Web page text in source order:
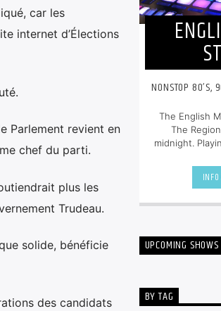
car les
internet d’Élections
Parlement revient en
chef du parti.
plus les
Trudeau.
solide, bénéficie
des candidats
NONSTOP 80’S,
The English
The
midnight.
less talk,
UPCOMING SHOWS
BY TAG